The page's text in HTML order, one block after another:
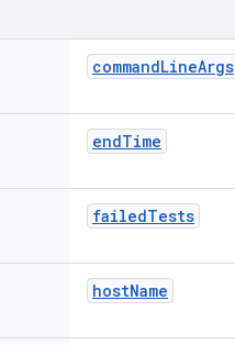
commandLineArgs
endTime
failedTests
hostName